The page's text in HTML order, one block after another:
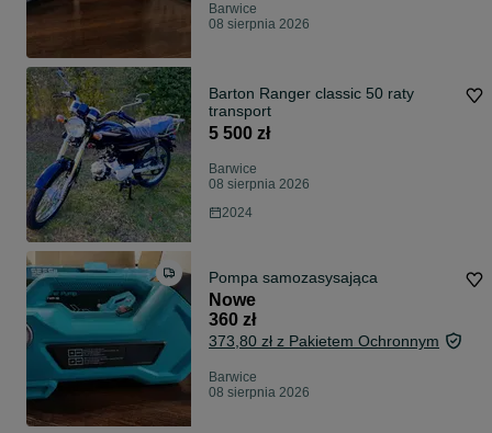
Barwice
08 sierpnia 2026
Barton Ranger classic 50 raty
transport
5 500 zł
Barwice
08 sierpnia 2026
2024
Pompa samozasysająca
Nowe
360 zł
373,80 zł z Pakietem Ochronnym
Barwice
08 sierpnia 2026